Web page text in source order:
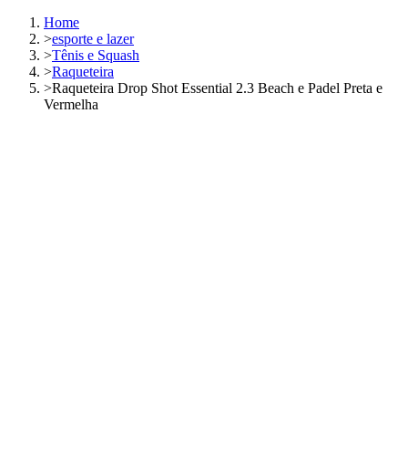
Home
>esporte e lazer
>Tênis e Squash
>Raqueteira
>Raqueteira Drop Shot Essential 2.3 Beach e Padel Preta e
Vermelha